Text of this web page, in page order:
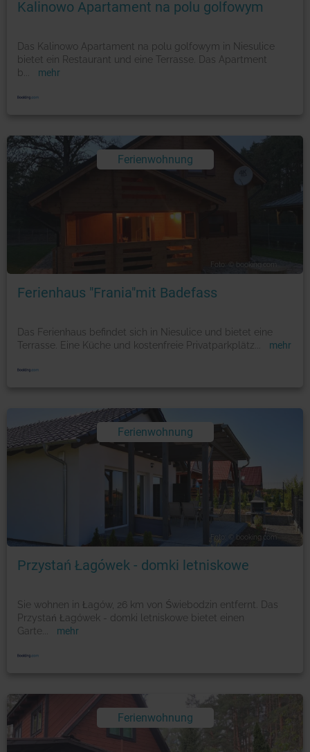
Kalinowo Apartament na polu golfowym
Das Kalinowo Apartament na polu golfowym in Niesulice
bietet ein Restaurant und eine Terrasse. Das Apartment
b
mehr
Ferienwohnung
Foto: © booking.com
Ferienhaus "Frania"mit Badefass
Das Ferienhaus befindet sich in Niesulice und bietet eine
Terrasse. Eine Küche und kostenfreie Privatparkplätz
mehr
Ferienwohnung
Foto: © booking.com
Przystań Łagówek - domki letniskowe
Sie wohnen in Łagów, 26 km von Świebodzin entfernt. Das
Przystań Łagówek - domki letniskowe bietet einen
Garte
mehr
Ferienwohnung